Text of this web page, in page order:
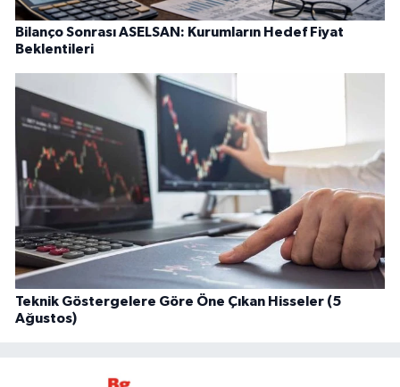
Bilanço Sonrası ASELSAN: Kurumların Hedef Fiyat
Beklentileri
Teknik Göstergelere Göre Öne Çıkan Hisseler (5
Ağustos)